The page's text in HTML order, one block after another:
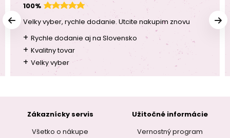
100%
Velky vyber, rychle dodanie. Utcite nakupim znovu
+ Rychle dodanie aj na Slovensko
+ Kvalitny tovar
+ Velky vyber
Zákaznícky servis
Všetko o nákupe
Užitočné informácie
Vernostný program